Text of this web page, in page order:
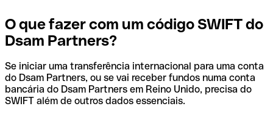
O que fazer com um código SWIFT do
Dsam Partners?
Se iniciar uma transferência internacional para uma conta
do Dsam Partners, ou se vai receber fundos numa conta
bancária do Dsam Partners em Reino Unido, precisa do
SWIFT além de outros dados essenciais.